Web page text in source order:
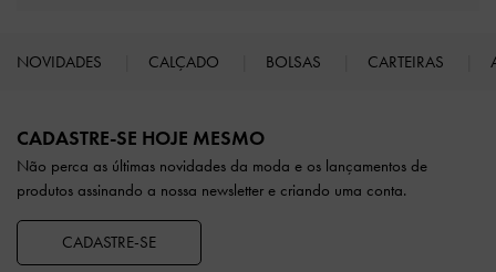
NOVIDADES CALÇADO BOLSAS CARTEIRAS
CADASTRE-SE HOJE MESMO
Não perca as últimas novidades da moda e os lançamentos de
produtos assinando a nossa newsletter e criando uma conta.
CADASTRE-SE